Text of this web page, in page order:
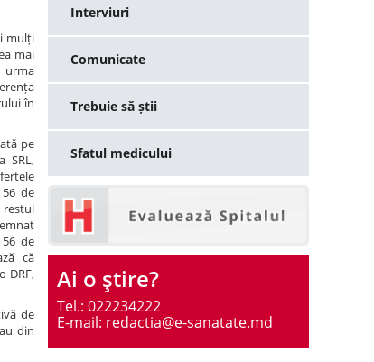
mulți
mai
urma
în
pe
SRL,
de
restul
de
că
DRF,
de
din
Interviuri
Comunicate
Trebuie să știi
Sfatul medicului
Ai o ştire?
Tel.: 022234222
E-mail: redactia@e-sanatate.md